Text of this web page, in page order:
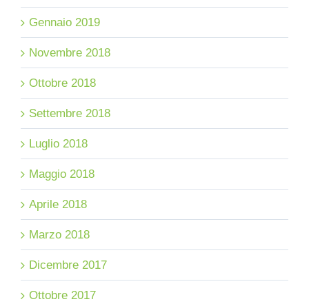
Gennaio 2019
Novembre 2018
Ottobre 2018
Settembre 2018
Luglio 2018
Maggio 2018
Aprile 2018
Marzo 2018
Dicembre 2017
Ottobre 2017